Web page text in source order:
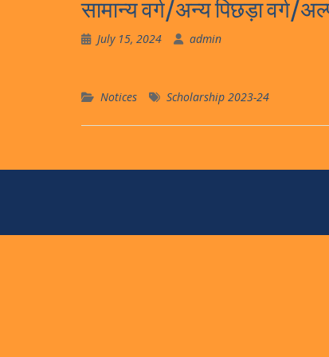
सामान्य वर्ग/अन्य पिछड़ा
July 15, 2024 admin
Notices Scholarship 2023-24